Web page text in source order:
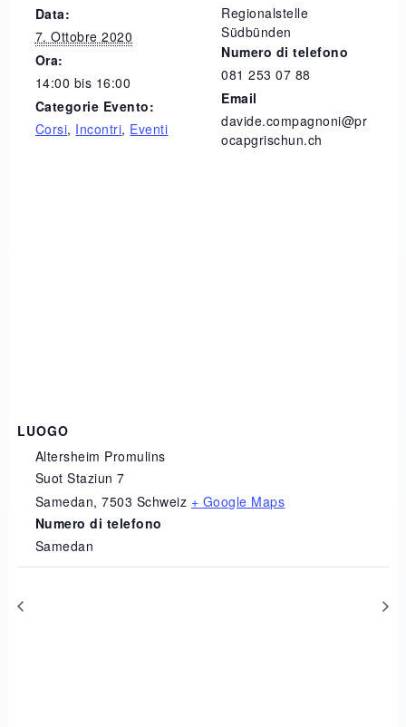
Data:
7. Ottobre 2020
Ora:
14:00 bis 16:00
Categorie Evento:
Corsi, Incontri, Eventi
Regionalstelle
Südbünden
Numero di telefono
081 253 07 88
Email
davide.compagnoni@pr
ocapgrischun.ch
LUOGO
Altersheim Promulins
Suot Staziun 7
Samedan, 7503 Schweiz + Google Maps
Numero di telefono
Samedan